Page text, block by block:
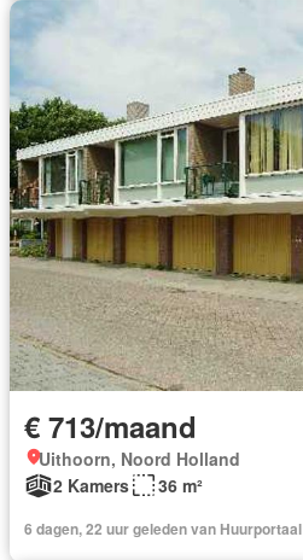
€ 713/maand
Uithoorn, Noord Holland
2 Kamers
36 m²
6 dagen, 22 uur geleden van Huurportaal